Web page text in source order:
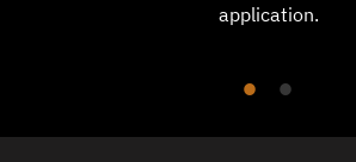
application.